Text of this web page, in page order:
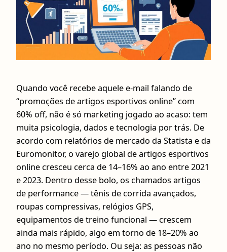
Quando você recebe aquele e‑mail falando de
“promoções de artigos esportivos online” com
60% off, não é só marketing jogado ao acaso: tem
muita psicologia, dados e tecnologia por trás. De
acordo com relatórios de mercado da Statista e da
Euromonitor, o varejo global de artigos esportivos
online cresceu cerca de 14–16% ao ano entre 2021
e 2023. Dentro desse bolo, os chamados artigos
de performance — tênis de corrida avançados,
roupas compressivas, relógios GPS,
equipamentos de treino funcional — crescem
ainda mais rápido, algo em torno de 18–20% ao
ano no mesmo período. Ou seja: as pessoas não